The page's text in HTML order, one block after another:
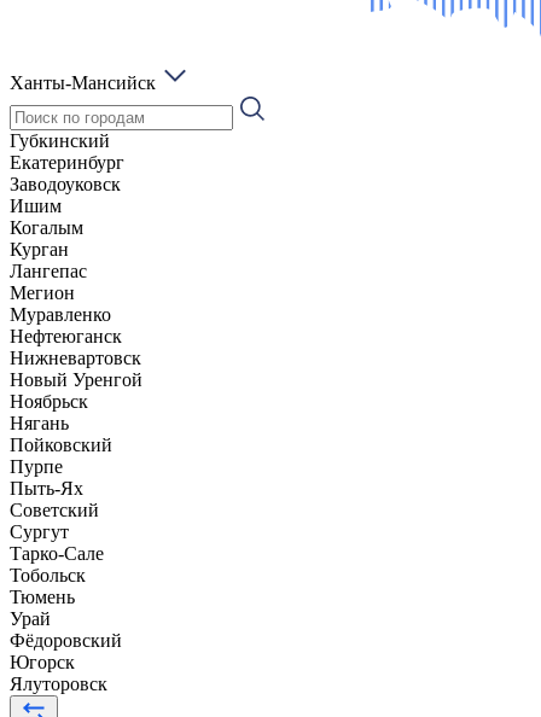
Ханты-Мансийск
Губкинский
Екатеринбург
Заводоуковск
Ишим
Когалым
Курган
Лангепас
Мегион
Муравленко
Нефтеюганск
Нижневартовск
Новый Уренгой
Ноябрьск
Нягань
Пойковский
Пурпе
Пыть-Ях
Советский
Сургут
Тарко-Сале
Тобольск
Тюмень
Урай
Фёдоровский
Югорск
Ялуторовск